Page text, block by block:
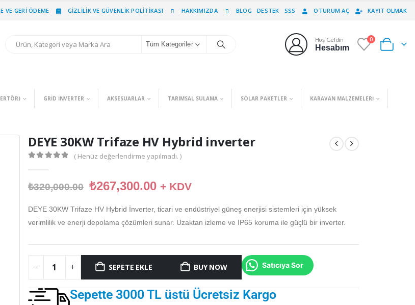
VE GERI ÖDEME GIZLILIK VE GÜVENLIK POLITIKASI HAKKIMIZDA BLOG DESTEK SSS OTURUM AÇ KAYIT OLMAK
Tüm Kategoriler
Hoş Geldin
Hesabım
0
GRID İNVERTER AKSESUARLAR TARIMSAL SULAMA SOLAR PAKETLER KARAVAN MALZEMELERI
DEYE 30KW Trifaze HV Hybrid inverter
( Henüz değerlendirme yapılmadı. )
₺320,000.00 ₺267,300.00 + KDV
DEYE 30KW Trifaze HV Hybrid İnverter, ticari ve endüstriyel güneş enerjisi sistemleri için yüksek
verimlilik ve enerji depolama çözümleri sunar. Uzaktan izleme ve IP65 koruma ile güçlü bir inverter.
SEPETE EKLE BUY NOW Satıcıya Sor
Sepette 3000 TL üstü Ücretsiz Kargo